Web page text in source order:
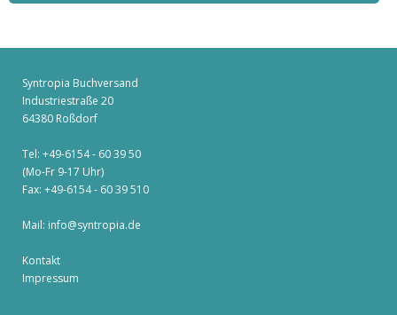
Syntropia Buchversand
Industriestraße 20
64380 Roßdorf
Tel: +49-6154 - 60 39 50
(Mo-Fr 9-17 Uhr)
Fax: +49-6154 - 60 39 510
Mail: info@syntropia.de
Kontakt
Impressum